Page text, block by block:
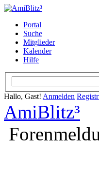
Portal
Suche
Mitglieder
Kalender
Hilfe
Hallo, Gast! Anmelden
AmiBlitz³